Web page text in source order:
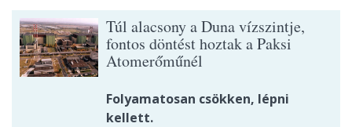
Túl alacsony a Duna vízszintje,
fontos döntést hoztak a Paksi
Atomerőműnél
Folyamatosan csökken, lépni
kellett.